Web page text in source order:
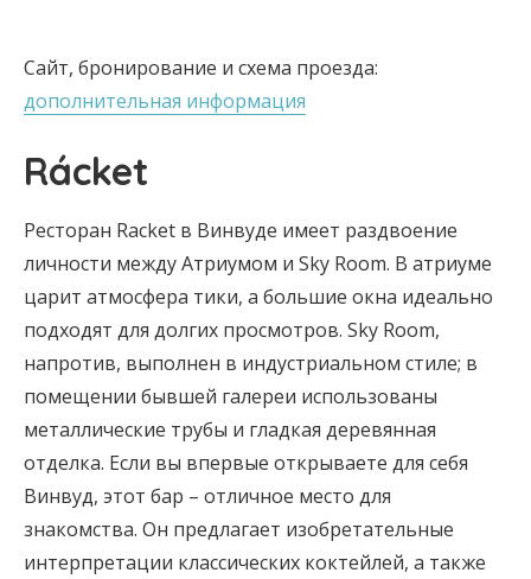
Сайт, бронирование и схема проезда:
дополнительная информация
Rácket
Ресторан Racket в Винвуде имеет раздвоение
личности между Атриумом и Sky Room. В атриуме
царит атмосфера тики, а большие окна идеально
подходят для долгих просмотров. Sky Room,
напротив, выполнен в индустриальном стиле; в
помещении бывшей галереи использованы
металлические трубы и гладкая деревянная
отделка. Если вы впервые открываете для себя
Винвуд, этот бар – отличное место для
знакомства. Он предлагает изобретательные
интерпретации классических коктейлей, а также